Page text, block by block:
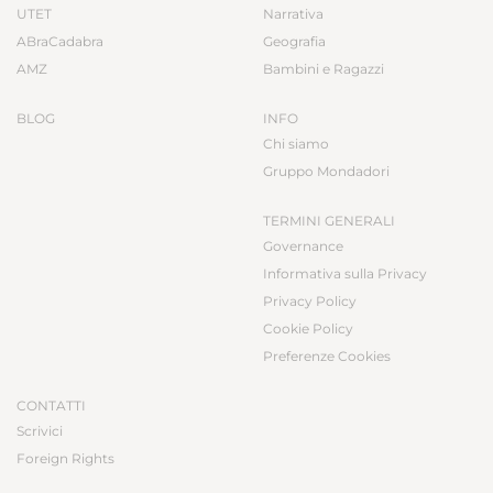
UTET
ABraCadabra
AMZ
BLOG
Narrativa
Geografia
Bambini e Ragazzi
INFO
Chi siamo
Gruppo Mondadori
TERMINI GENERALI
Governance
Informativa sulla Privacy
Privacy Policy
Cookie Policy
Preferenze Cookies
CONTATTI
Scrivici
Foreign Rights